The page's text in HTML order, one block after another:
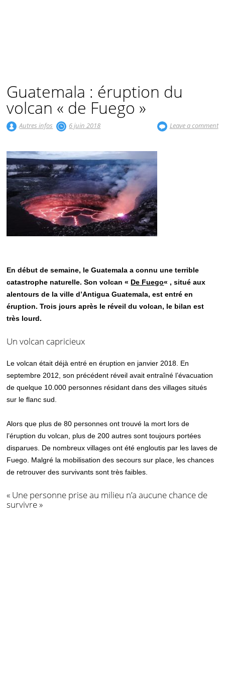
Guatemala : éruption du
volcan « de Fuego »
Autres infos 6 juin 2018 Leave a comment
En début de semaine, le Guatemala a connu une terrible
catastrophe naturelle. Son volcan « De Fuego« , situé aux
alentours de la ville d’Antigua Guatemala, est entré en
éruption. Trois jours après le réveil du volcan, le bilan est
très lourd.
Un volcan capricieux
Le volcan était déjà entré en éruption en janvier 2018. En
septembre 2012, son précédent réveil avait entraîné l’évacuation
de quelque 10.000 personnes résidant dans des villages situés
sur le flanc sud.
Alors que plus de 80 personnes ont trouvé la mort lors de
l’éruption du volcan, plus de 200 autres sont toujours portées
disparues. De nombreux villages ont été engloutis par les laves de
Fuego. Malgré la mobilisation des secours sur place, les chances
de retrouver des survivants sont très faibles.
« Une personne prise au milieu n’a aucune chance de
survivre »